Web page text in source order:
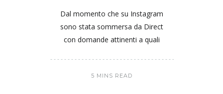
Dal momento che su Instagram
sono stata sommersa da Direct
con domande attinenti a quali
5 MINS READ